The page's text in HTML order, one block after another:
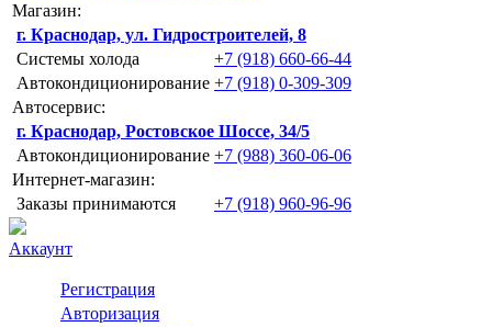
Магазин:
г. Краснодар, ул. Гидростроителей, 8
Системы холода
+7 (918) 660-66-44
Автокондиционирование +7 (918) 0-309-309
Автосервис:
г. Краснодар, Ростовское Шоссе, 34/5
Автокондиционирование +7 (988) 360-06-06
Интернет-магазин:
Заказы принимаются
+7 (918) 960-96-96
Аккаунт
Регистрация
Авторизация